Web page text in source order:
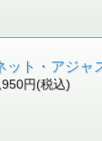
ット・アジャ
円(税込)